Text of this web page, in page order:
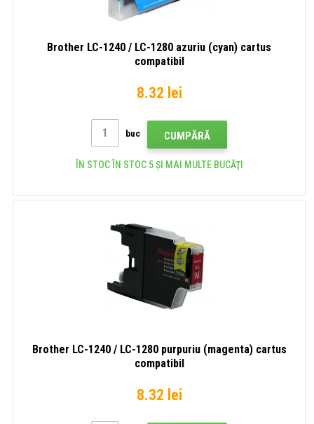
Brother LC-1240 / LC-1280 azuriu (cyan) cartus
compatibil
8.32 lei
buc CUMPĂRĂ
ÎN STOC ÎN STOC 5 ȘI MAI MULTE BUCĂŢI
Brother LC-1240 / LC-1280 purpuriu (magenta) cartus
compatibil
8.32 lei